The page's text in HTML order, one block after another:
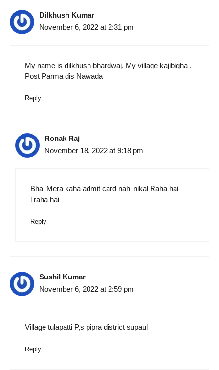
Dilkhush Kumar
November 6, 2022 at 2:31 pm
My name is dilkhush bhardwaj. My village kajibigha .
Post Parma dis Nawada
Reply
Ronak Raj
November 18, 2022 at 9:18 pm
Bhai Mera kaha admit card nahi nikal Raha hai
l raha hai
Reply
Sushil Kumar
November 6, 2022 at 2:59 pm
Village tulapatti P,s pipra district supaul
Reply